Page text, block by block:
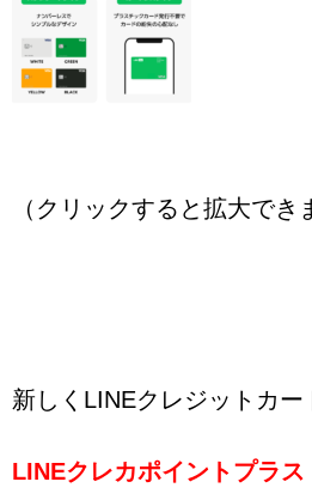
（クリックすると拡大でき
新しくLINEクレジットカー
LINEクレカポイントプラス